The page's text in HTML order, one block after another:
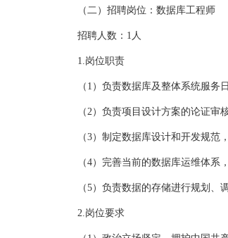
（二）招聘岗位：数据库工程师
招聘人数：1人
1.岗位职责
（1）负责数据库及整体系统服务日
（2）负责项目设计方案的论证审核
（3）制定数据库设计和开发规范，
（4）完善当前的数据库运维体系，
（5）负责数据的存储进行规划、调
2.岗位要求